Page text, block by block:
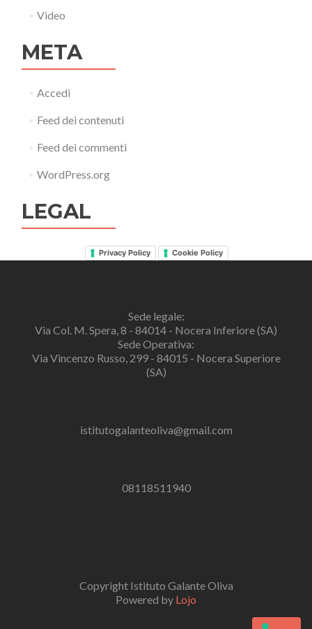
Video
META
Accedi
Feed dei contenuti
Feed dei commenti
WordPress.org
LEGAL
Privacy Policy Cookie Policy
Sede legale:
Via Col. M. Spera, 8 - 84014 - Nocera Inferiore (SA)
Sede Operativa:
Via Vincenzo Russo, 299 - 84015 - Nocera Superiore
(SA)
istitutogalanteoliva@gmail.com
08118511940
Copyright Istituto Galante Oliva
Powered by Lojo